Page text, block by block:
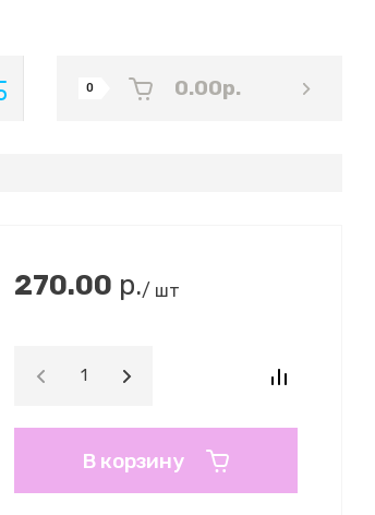
0 0.00р.
270.00 р./ шт
В корзину